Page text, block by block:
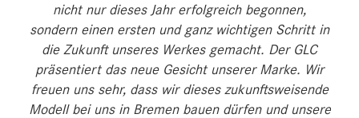
nicht nur dieses Jahr erfolgreich begonnen,
sondern einen ersten und ganz wichtigen Schritt in
die Zukunft unseres Werkes gemacht. Der GLC
präsentiert das neue Gesicht unserer Marke. Wir
freuen uns sehr, dass wir dieses zukunftsweisende
Modell bei uns in Bremen bauen dürfen und unsere